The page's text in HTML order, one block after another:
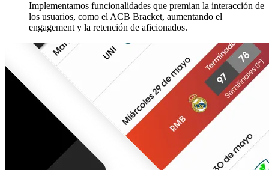
Implementamos funcionalidades que premian la interacción de
los usuarios, como el ACB Bracket, aumentando el
engagement y la retención de aficionados.